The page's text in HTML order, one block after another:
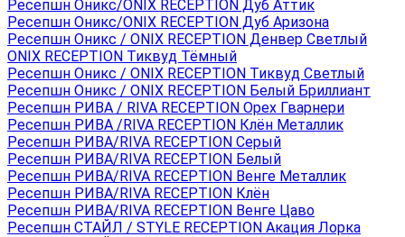
Ресепшн Оникс/ONIX RECEPTION Дуб Аттик
Ресепшн Оникс/ONIX RECEPTION Дуб Аризона
Ресепшн Оникс / ONIX RECEPTION Денвер Светлый
ONIX RECEPTION Тиквуд Тёмный
Ресепшн Оникс / ONIX RECEPTION Тиквуд Светлый
Ресепшн Оникс / ONIX RECEPTION Белый Бриллиант
Ресепшн РИВА / RIVA RECEPTION Орех Гварнери
Ресепшн РИВА /RIVA RECEPTION Клён Металлик
Ресепшн РИВА/RIVA RECEPTION Серый
Ресепшн РИВА/RIVA RECEPTION Белый
Ресепшн РИВА/RIVA RECEPTION Венге Металлик
Ресепшн РИВА/RIVA RECEPTION Клён
Ресепшн РИВА/RIVA RECEPTION Венге Цаво
Ресепшн СТАЙЛ / STYLE RECEPTION Акация Лорка